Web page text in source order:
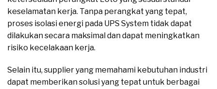
keselamatan kerja. Tanpa perangkat yang tepat,
proses isolasi energi pada UPS System tidak dapat
dilakukan secara maksimal dan dapat meningkatkan
risiko kecelakaan kerja.
Selain itu, supplier yang memahami kebutuhan industri
dapat memberikan solusi yang tepat untuk berbagai